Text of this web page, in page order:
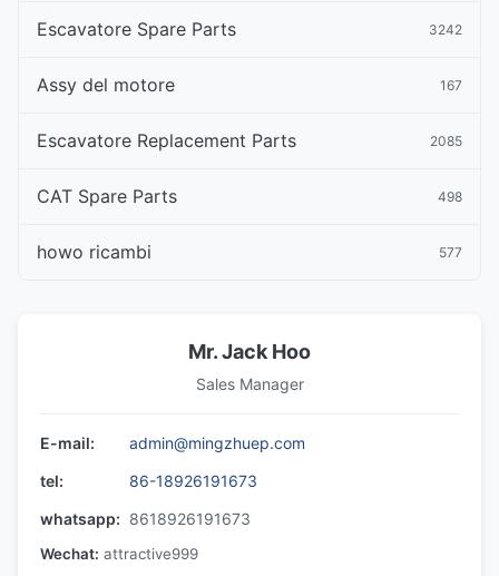
Escavatore Spare Parts 3242
Assy del motore 167
Escavatore Replacement Parts 2085
CAT Spare Parts 498
howo ricambi 577
Mr. Jack Hoo
Sales Manager
E-mail:
admin@mingzhuep.com
tel:
86-18926191673
whatsapp: 8618926191673
Wechat: attractive999